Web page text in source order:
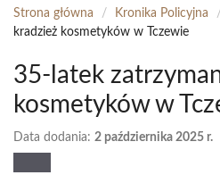
Strona główna / Kronika Policyjna /
kradzież kosmetyków w Tczewie
35-latek
kosmetyków w
Data dodania: 2 października 2025 r.